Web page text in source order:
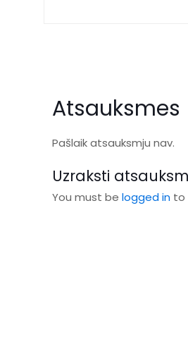
Atsauksmes
Pašlaik atsauksmju nav.
Uzraksti
You must be logged in to